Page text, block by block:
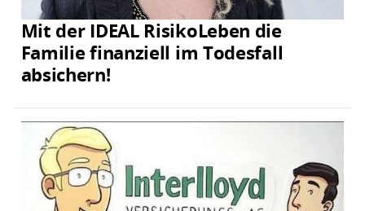
Mit der IDEAL RisikoLeben die
Familie finanziell im Todesfall
absichern!